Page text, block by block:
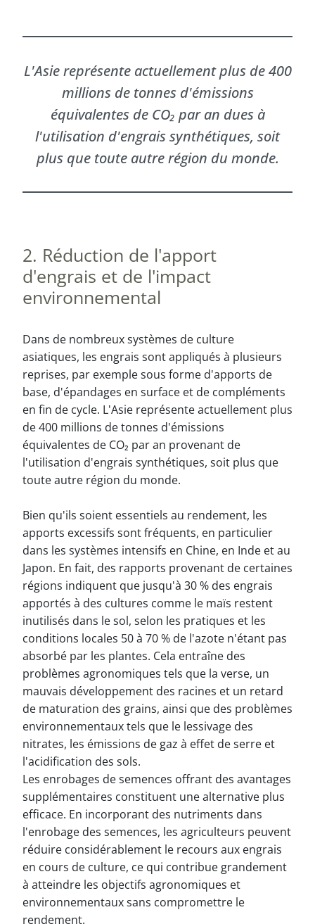
L'Asie représente actuellement plus de 400
millions de tonnes d'émissions
équivalentes de CO₂ par an dues à
l'utilisation d'engrais synthétiques, soit
plus que toute autre région du monde.
2. Réduction de l'apport
d'engrais et de l'impact
environnemental
Dans de nombreux systèmes de culture
asiatiques, les engrais sont appliqués à plusieurs
reprises, par exemple sous forme d'apports de
base, d'épandages en surface et de compléments
en fin de cycle. L'Asie représente actuellement plus
de 400 millions de tonnes d'émissions
équivalentes de CO₂ par an provenant de
l'utilisation d'engrais synthétiques, soit plus que
toute autre région du monde.
Bien qu'ils soient essentiels au rendement, les
apports excessifs sont fréquents, en particulier
dans les systèmes intensifs en Chine, en Inde et au
Japon. En fait, des rapports provenant de certaines
régions indiquent que jusqu'à 30 % des engrais
apportés à des cultures comme le maïs restent
inutilisés dans le sol, selon les pratiques et les
conditions locales 50 à 70 % de l'azote n'étant pas
absorbé par les plantes. Cela entraîne des
problèmes agronomiques tels que la verse, un
mauvais développement des racines et un retard
de maturation des grains, ainsi que des problèmes
environnementaux tels que le lessivage des
nitrates, les émissions de gaz à effet de serre et
l'acidification des sols.
Les enrobages de semences offrant des avantages
supplémentaires constituent une alternative plus
efficace. En incorporant des nutriments dans
l'enrobage des semences, les agriculteurs peuvent
réduire considérablement le recours aux engrais
en cours de culture, ce qui contribue grandement
à atteindre les objectifs agronomiques et
environnementaux sans compromettre le
rendement.